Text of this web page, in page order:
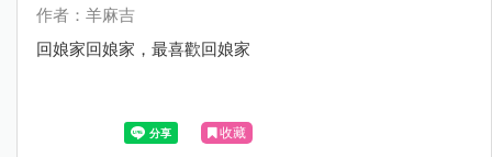
作者：羊麻吉
回娘家回娘家，最喜歡回娘家
收藏